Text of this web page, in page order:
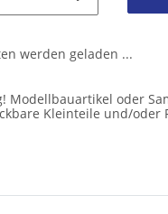
werden geladen ...
Modellbauartikel oder
Kleinteile und/oder